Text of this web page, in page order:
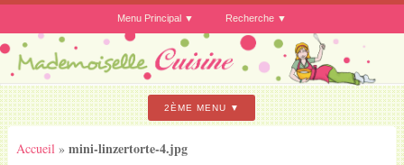
Menu Principal Recherche
2ÈME MENU
Accueil » mini-linzertorte-4.jpg